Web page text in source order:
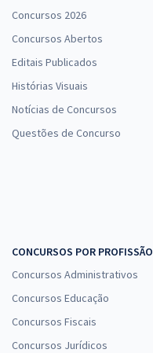
Concursos 2026
Concursos Abertos
Editais Publicados
Histórias Visuais
Notícias de Concursos
Questões de Concurso
CONCURSOS POR PROFISSÃO
Concursos Administrativos
Concursos Educação
Concursos Fiscais
Concursos Jurídicos